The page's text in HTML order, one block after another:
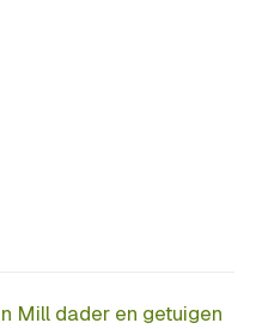
Mill dader en getuigen